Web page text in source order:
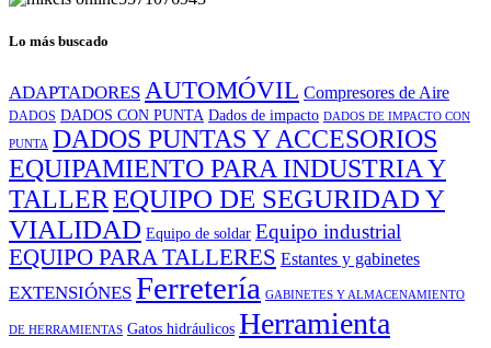
Lo más buscado
ADAPTADORES AUTOMÓVIL Compresores de Aire
DADOS DADOS CON PUNTA Dados de impacto DADOS DE IMPACTO CON
PUNTA DADOS PUNTAS Y ACCESORIOS
EQUIPAMIENTO PARA INDUSTRIA Y
TALLER EQUIPO DE SEGURIDAD Y
VIALIDAD Equipo de soldar Equipo industrial
EQUIPO PARA TALLERES Estantes y gabinetes
EXTENSIÓNES Ferretería GABINETES Y ALMACENAMIENTO
DE HERRAMIENTAS Gatos hidráulicos Herramienta